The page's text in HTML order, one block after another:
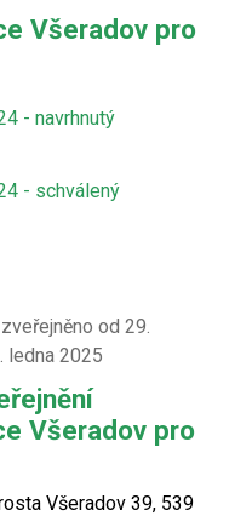
Všeradov pro
- navrhnutý
- schválený
od 29.
ledna 2025
Všeradov pro
Všeradov 39, 539